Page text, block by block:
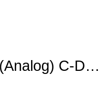
C-D…